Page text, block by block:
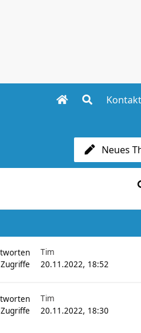
Kontakt
Neues
Zugriffe
Tim
20.11.2022, 18:52
Zugriffe
Tim
20.11.2022, 18:30